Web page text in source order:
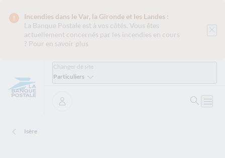
Incendies dans le Var, la Gironde et les Landes :
La Banque Postale est à vos côtés. Vous êtes
actuellement concernés par les incendies en cours
? Pour en savoir plus
Changer de site
Particuliers
Se connecter
Isère